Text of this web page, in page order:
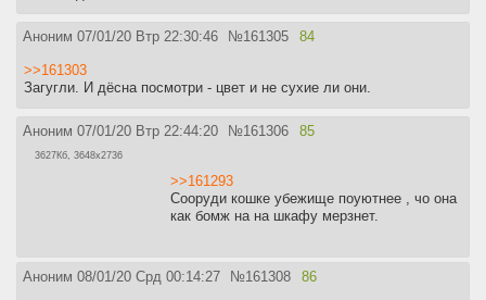
Аноним 07/01/20 Втр 22:30:46 №161305 84
>>161303
Загугли. И дёсна посмотри - цвет и не сухие ли они.
Аноним 07/01/20 Втр 22:44:20 №161306 85
3627Кб, 3648x2736
>>161293
Сооруди кошке убежище поуютнее , чо она
как бомж на на шкафу мерзнет.
Аноним 08/01/20 Срд 00:14:27 №161308 86